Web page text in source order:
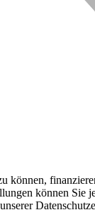
können,
können